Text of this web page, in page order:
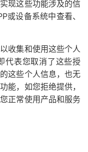
现这些功能涉及的信
或设备系统中查看、
收集和使用这些个人
代表您取消了这些授
这些个人信息，也无
能，如您拒绝提供，
正常使用产品和服务